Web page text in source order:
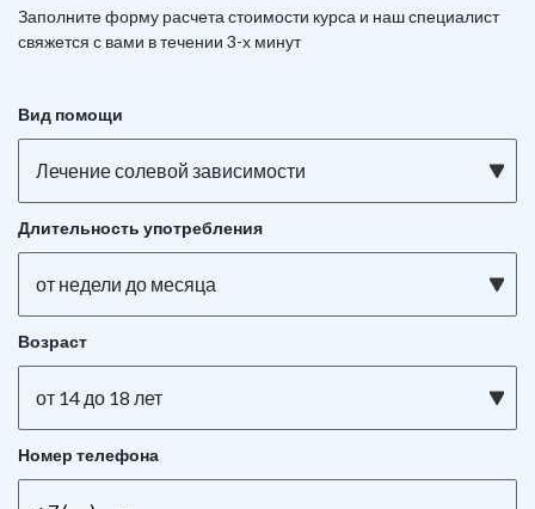
Заполните форму расчета стоимости курса и наш специалист
свяжется с вами в течении 3-х минут
Вид помощи
Лечение солевой зависимости
Длительность употребления
от недели до месяца
Возраст
от 14 до 18 лет
Номер телефона